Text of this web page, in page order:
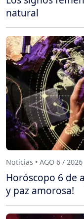
natural
Noticias • AGO 6 / 2026
Horóscopo 6 de
y paz amorosa!